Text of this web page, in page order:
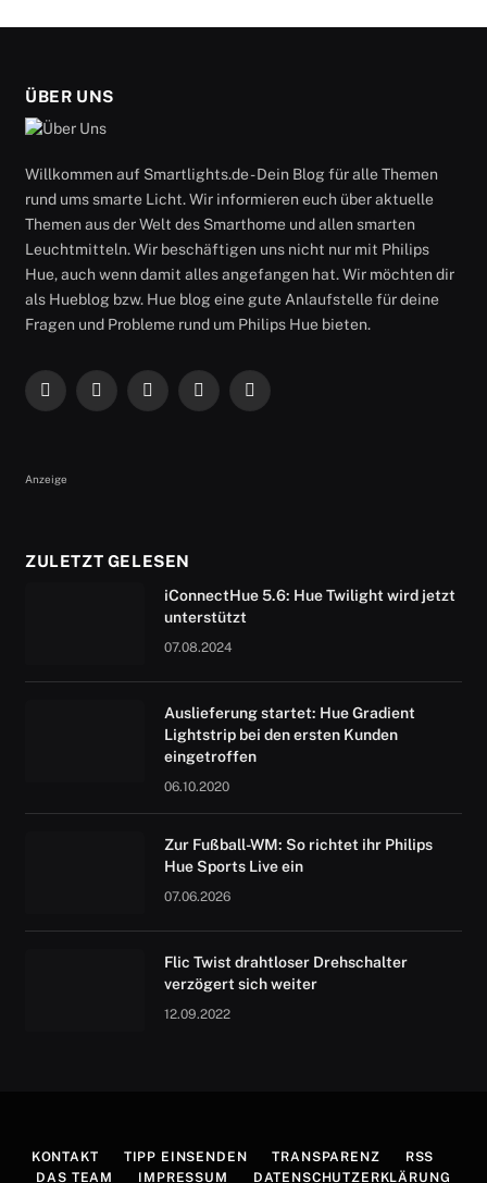
ÜBER UNS
Willkommen auf Smartlights.de - Dein Blog für alle Themen
rund ums smarte Licht. Wir informieren euch über aktuelle
Themen aus der Welt des Smarthome und allen smarten
Leuchtmitteln. Wir beschäftigen uns nicht nur mit Philips
Hue, auch wenn damit alles angefangen hat. Wir möchten dir
als Hueblog bzw. Hue blog eine gute Anlaufstelle für deine
Fragen und Probleme rund um Philips Hue bieten.
Facebook
X
Instagram
RSS YouTube
Anzeige
ZULETZT GELESEN
iConnectHue 5.6: Hue Twilight wird jetzt
unterstützt
07.08.2024
Auslieferung startet: Hue Gradient
Lightstrip bei den ersten Kunden
eingetroffen
06.10.2020
Zur Fußball-WM: So richtet ihr Philips
Hue Sports Live ein
07.06.2026
Flic Twist drahtloser Drehschalter
verzögert sich weiter
12.09.2022
KONTAKT TIPP EINSENDEN TRANSPARENZ
RSS
DAS TEAM
IMPRESSUM DATENSCHUTZERKLÄRUNG